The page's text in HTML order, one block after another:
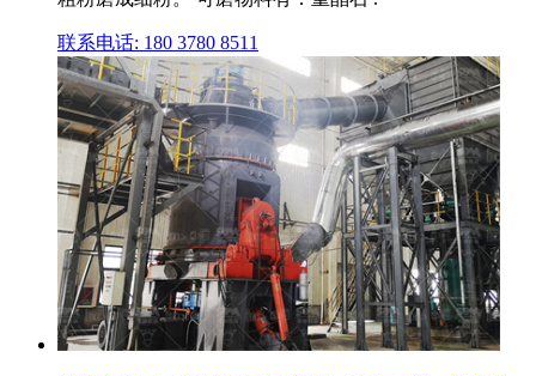
联系电话: 180 3780 8511